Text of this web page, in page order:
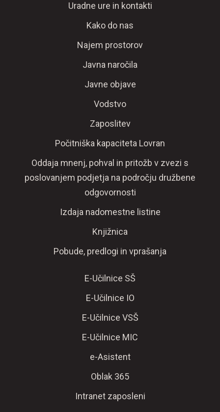
Uradne ure in kontakti
Kako do nas
Najem prostorov
Javna naročila
Javne objave
Vodstvo
Zaposlitev
Počitniška kapaciteta Lovran
Oddaja mnenj, pohval in pritožb v zvezi s
poslovanjem podjetja na področju družbene
odgovornosti
Izdaja nadomestne listine
Knjižnica
Pobude, predlogi in vprašanja
E-Učilnice SŠ
E-Učilnice IO
E-Učilnice VSŠ
E-Učilnice MIC
e-Asistent
Oblak 365
Intranet zaposleni